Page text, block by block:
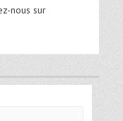
nous sur